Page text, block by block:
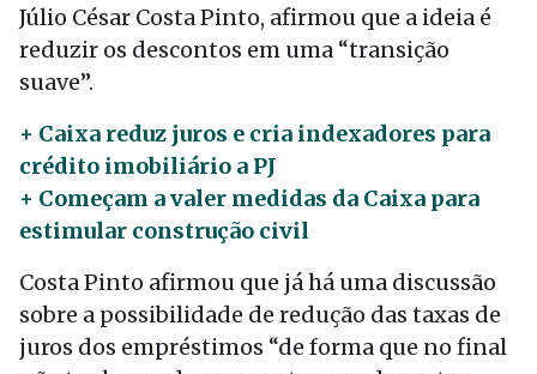
Júlio César Costa Pinto, afirmou que a ideia é
reduzir os descontos em uma “transição
suave”.
+ Caixa reduz juros e cria indexadores para
crédito imobiliário a PJ
+ Começam a valer medidas da Caixa para
estimular construção civil
Costa Pinto afirmou que já há uma discussão
sobre a possibilidade de redução das taxas de
juros dos empréstimos “de forma que no final